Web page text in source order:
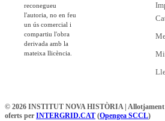
reconegueu
l'autoria, no en feu
un ús comercial i
compartiu l'obra
derivada amb la
mateixa llicència.
© 2026 INSTITUT NOVA HISTÒRIA | Allotjament
oferts per INTERGRID.CAT (Opengea SCCL)